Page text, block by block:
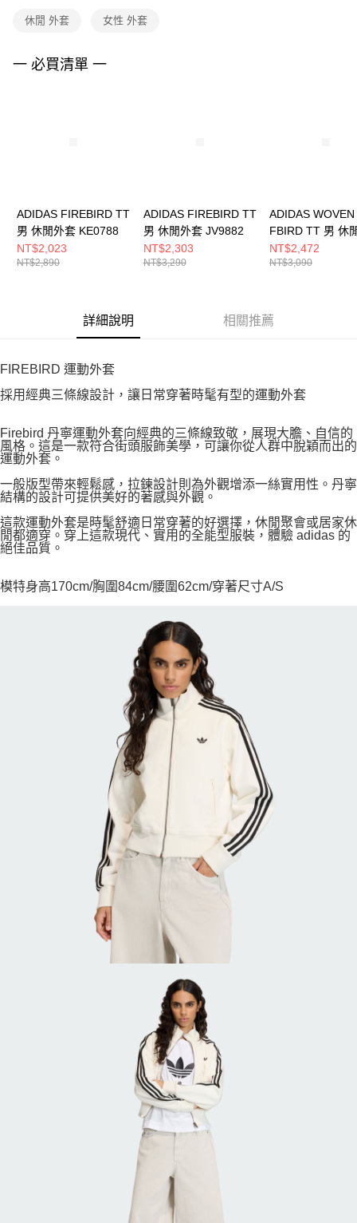
３．未成年的使用者請事先徵得法定代理人或監護人之同意方可使用
４．使用「AFTEE先享後付」時，將依據個別帳號之用戶狀況，依本公司即
休閒 外套 女性 外套
一 必買清單 一
ADIDAS FIREBIRD TT
男 休閒外套 KE0788
NT$2,023
NT$2,890
ADIDAS FIREBIRD TT
男 休閒外套 JV9882
NT$2,303
NT$3,290
ADIDAS WOVEN
FBIRD TT 男 休
KB2466
NT$2,472
NT$3,090
詳細說明 相關推薦
FIREBIRD 運動外套
採用經典三條線設計，讓日常穿著時髦有型的運動外套
Firebird 丹寧運動外套向經典的三條線致敬，展現大膽、自信的
風格。這是一款符合街頭服飾美學，可讓你從人群中脫穎而出的
運動外套。
一般版型帶來輕鬆感，拉鍊設計則為外觀增添一絲實用性。丹寧
結構的設計可提供美好的著感與外觀。
這款運動外套是時髦舒適日常穿著的好選擇，休閒聚會或居家休
閒都適穿。穿上這款現代、實用的全能型服裝，體驗 adidas 的
絕佳品質。
模特身高170cm/胸圍84cm/腰圍62cm/穿著尺寸A/S